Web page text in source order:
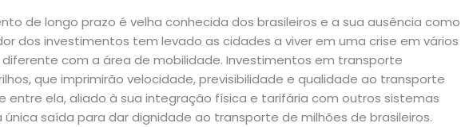
de longo prazo é velha conhecida dos brasileiros e a sua ausência como
dos investimentos tem levado as cidades a viver em uma crise em vários
com a área de mobilidade. Investimentos em transporte
que imprimirão velocidade, previsibilidade e qualidade ao transporte
entre ela, aliado à sua integração física e tarifária com outros sistemas
saída para dar dignidade ao transporte de milhões de brasileiros.